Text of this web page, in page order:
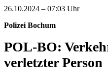
26.10.2024 – 07:03 Uhr
Polizei Bochum
POL-BO:
verletzter Person